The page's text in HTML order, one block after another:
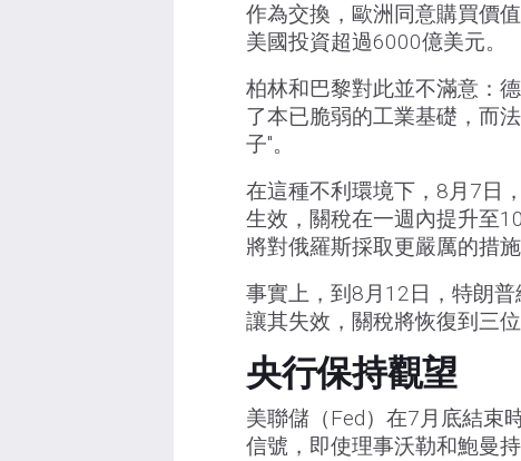
作為交換，歐洲同意購買價
美國投資超過6000億美元。
柏林和巴黎對此並不滿意：
了本已脆弱的工業基礎，而
子"。
在這種不利環境下，8月7日
生效，關稅在一週內提升至
將對俄羅斯採取更嚴厲的措施
事實上，到8月12日，特朗
讓其失效，關稅將恢復到三
央行保持觀望
美聯儲（Fed）在7月底結束
信號，即使理事沃勒和鮑曼